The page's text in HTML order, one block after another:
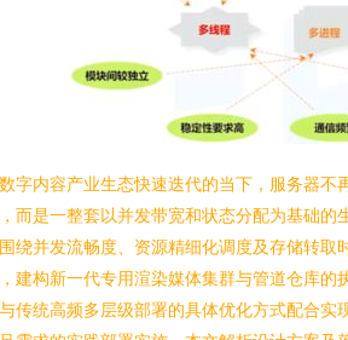
字内容产业生态快速迭代的当下，服务器不
而是一整套以并发带宽和状态分配为基础的
绕并发流畅度、资源精细化调度及存储转取
建构新一代专用渲染媒体集群与管道仓库的
传统高频多层级部署的具体优化方式配合实